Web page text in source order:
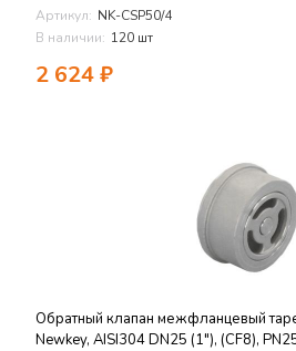
Артикул: NK-CSP50/4
В наличии: 120 шт
2 624₽
Обратный клапан межфланцевый
Newkey, AISI304 DN25 (1"), (CF8),